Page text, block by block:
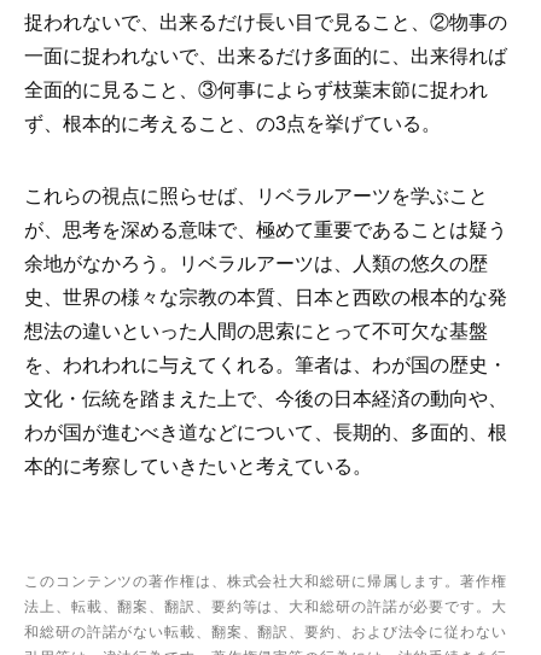
捉われないで、出来るだけ長い目で見ること、②物事の
一面に捉われないで、出来るだけ多面的に、出来得れば
全面的に見ること、③何事によらず枝葉末節に捉われ
ず、根本的に考えること、の3点を挙げている。
これらの視点に照らせば、リベラルアーツを学ぶこと
が、思考を深める意味で、極めて重要であることは疑う
余地がなかろう。リベラルアーツは、人類の悠久の歴
史、世界の様々な宗教の本質、日本と西欧の根本的な発
想法の違いといった人間の思索にとって不可欠な基盤
を、われわれに与えてくれる。筆者は、わが国の歴史・
文化・伝統を踏まえた上で、今後の日本経済の動向や、
わが国が進むべき道などについて、長期的、多面的、根
本的に考察していきたいと考えている。
このコンテンツの著作権は、株式会社大和総研に帰属します。著作権
法上、転載、翻案、翻訳、要約等は、大和総研の許諾が必要です。大
和総研の許諾がない転載、翻案、翻訳、要約、および法令に従わない